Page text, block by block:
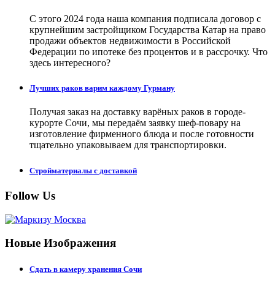
С этого 2024 года наша компания подписала договор с
крупнейшим застройщиком Государства Катар на право
продажи объектов недвижимости в Российской
Федерации по ипотеке без процентов и в рассрочку. Что
здесь интересного?
Лучших раков варим каждому Гурману
Получая заказ на доставку варёных раков в городе-
курорте Сочи, мы передаём заявку шеф-повару на
изготовление фирменного блюда и после готовности
тщательно упаковываем для транспортировки.
Стройматериалы с доставкой
Follow Us
Новые Изображения
Сдать в камеру хранения Сочи